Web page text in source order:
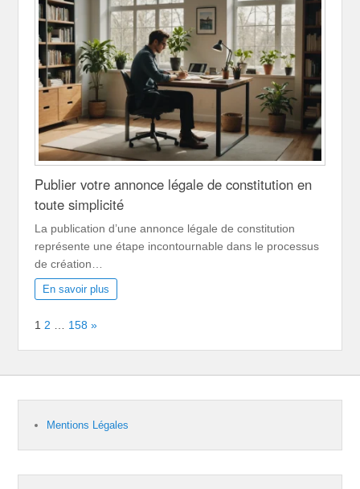
Publier votre annonce légale de constitution en
toute simplicité
La publication d’une annonce légale de constitution
représente une étape incontournable dans le processus
de création…
En savoir plus
Page:
1 2 158 Next
»
Mentions Légales